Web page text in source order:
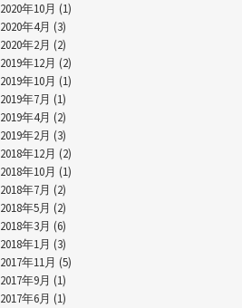
2020年10月 (1)
2020年4月 (3)
2020年2月 (2)
2019年12月 (2)
2019年10月 (1)
2019年7月 (1)
2019年4月 (2)
2019年2月 (3)
2018年12月 (2)
2018年10月 (1)
2018年7月 (2)
2018年5月 (2)
2018年3月 (6)
2018年1月 (3)
2017年11月 (5)
2017年9月 (1)
2017年6月 (1)